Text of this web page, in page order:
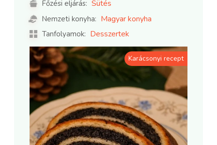
Főzési eljárás: Sütés
Nemzeti konyha: Magyar konyha
Tanfolyamok: Desszertek
Karácsonyi recept